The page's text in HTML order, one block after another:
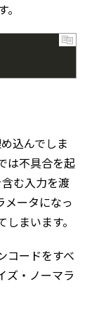
込んでしま
は不具合を起
む入力を渡
メータになっ
まいます。
コードをすべ
ズ・ノーマラ